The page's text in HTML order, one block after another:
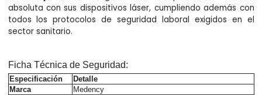
absoluta con sus dispositivos láser, cumpliendo además con
todos los protocolos de seguridad laboral exigidos en el
sector sanitario.
Ficha Técnica de Seguridad:
Especificación
Detalle
Marca
Medency